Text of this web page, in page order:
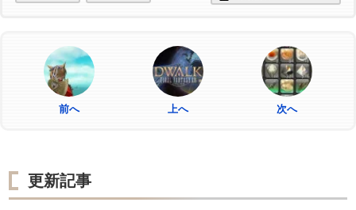
前へ 上へ 次へ
更新記事